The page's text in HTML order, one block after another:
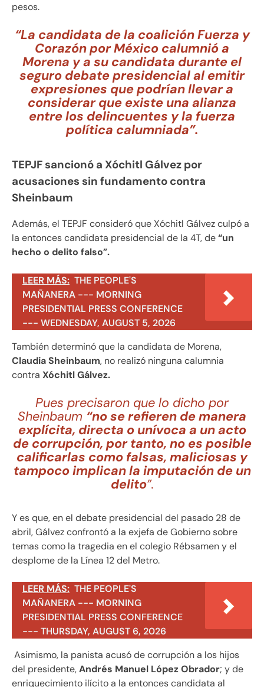
pesos.
“La candidata de la coalición Fuerza y
Corazón por México calumnió a
Morena y a su candidata durante el
seguro debate presidencial al emitir
expresiones que podrían llevar a
considerar que existe una alianza
entre los delincuentes y la fuerza
política calumniada”.
TEPJF sancionó a Xóchitl Gálvez por
acusaciones sin fundamento contra
Sheinbaum
Además, el TEPJF consideró que Xóchitl Gálvez culpó a
la entonces candidata presidencial de la 4T, de“un
hecho o delito falso”.
LEER MÁS: THE PEOPLE'S
MAÑANERA --- MORNING
PRESIDENTIAL PRESS CONFERENCE
--- WEDNESDAY, AUGUST 5, 2026
También determinó que la candidata de Morena,
Claudia Sheinbaum, no realizó ninguna calumnia
contra Xóchitl Gálvez.
Pues precisaron que lo dicho por
Sheinbaum “no se refieren de manera
explícita, directa o unívoca a un acto
de corrupción, por tanto, no es posible
calificarlas como falsas, maliciosas y
tampoco implican la imputación de un
delito”.
Y es que, en el debate presidencial del pasado 28 de
abril, Gálvez confrontó a la exjefa de Gobierno sobre
temas como la tragedia en el colegio Rébsamen y el
desplome de la Línea 12 del Metro.
LEER MÁS: THE PEOPLE'S
MAÑANERA --- MORNING
PRESIDENTIAL PRESS CONFERENCE
--- THURSDAY, AUGUST 6, 2026
Asimismo, la panista acusó de corrupción a los hijos
del presidente,Andrés Manuel López Obrador; y de
enriquecimiento ilícito a la entonces candidata al